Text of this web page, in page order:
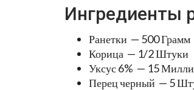
Ингредиенты
Ранетки — 500 Грамм
Корица — 1/2 Штуки
Уксус 6% — 15
Перец черный — 5